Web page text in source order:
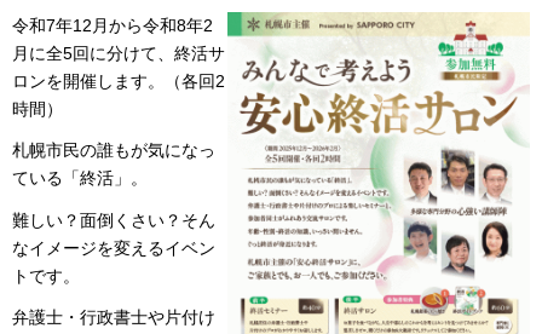
令和7年12月から令和8年2
月に全5回に分けて、終活サ
ロンを開催します。（各回2
時間）
札幌市民の誰もが気になっ
ている「終活」。
難しい？面倒くさい？そん
なイメージを変えるイベン
トです。
弁護士・行政書士や片付け